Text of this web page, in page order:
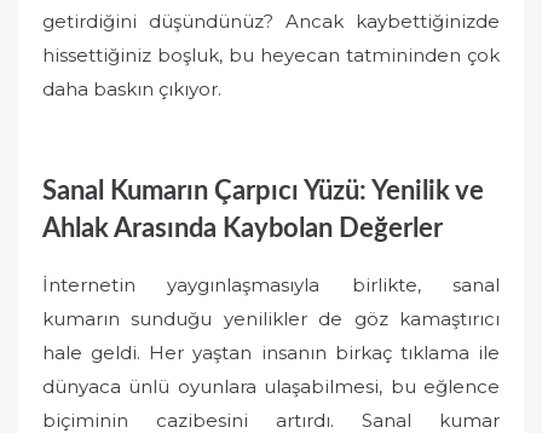
getirdiğini düşündünüz? Ancak kaybettiğinizde
hissettiğiniz boşluk, bu heyecan tatmininden çok
daha baskın çıkıyor.
Sanal Kumarın Çarpıcı Yüzü: Yenilik ve
Ahlak Arasında Kaybolan Değerler
İnternetin yaygınlaşmasıyla birlikte, sanal
kumarın sunduğu yenilikler de göz kamaştırıcı
hale geldi. Her yaştan insanın birkaç tıklama ile
dünyaca ünlü oyunlara ulaşabilmesi, bu eğlence
biçiminin cazibesini artırdı. Sanal kumar